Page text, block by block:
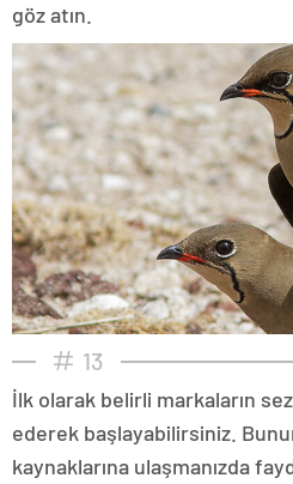
göz atın.
13
İlk olarak belirli markaların
ederek başlayabilirsiniz.
kaynaklarına ulaşmanızda